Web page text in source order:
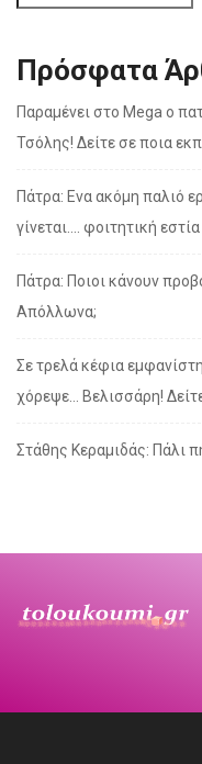
Πρόσφατα
Παραμένει στο Mega ο
Τσόλης! Δείτε σε ποια
Πάτρα: Ενα ακόμη παλιό
γίνεται…. φοιτητική
Πάτρα: Ποιοι κάνουν
Απόλλωνα;
Σε τρελά κέφια
χόρεψε… Βελισσάρη!
Στάθης Κεραμιδάς: Πάλι